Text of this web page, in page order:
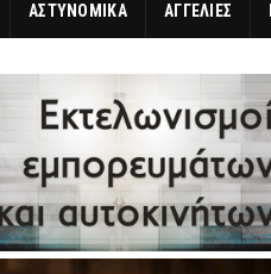
ΑΣΤΥΝΟΜΙΚΑ ΑΓΓΕΛΙΕΣ